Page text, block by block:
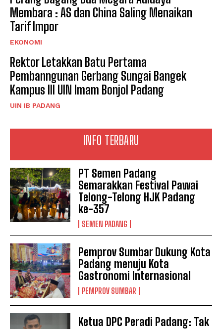
INFO TERBARU
PT Semen Padang
Semarakkan Festival Pawai
Telong-Telong HJK Padang
ke-357
SEMEN PADANG
Pemprov Sumbar Dukung Kota
Padang menuju Kota
Gastronomi Internasional
PEMPROV SUMBAR
Ketua DPC Peradi Padang: Tak
Membara : AS dan China Saling Menaikan
Tarif Impor
EKONOMI
Rektor Letakkan Batu Pertama
Pembanngunan Gerbang Sungai Bangek
Kampus III UIN Imam Bonjol Padang
UIN IB PADANG